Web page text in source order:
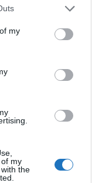
one or more Google
You may click to
third-party tags to
in below Google
my
my
the
a terminálba,
új boarding pass-t
nyugodtan meg
kényelmesen